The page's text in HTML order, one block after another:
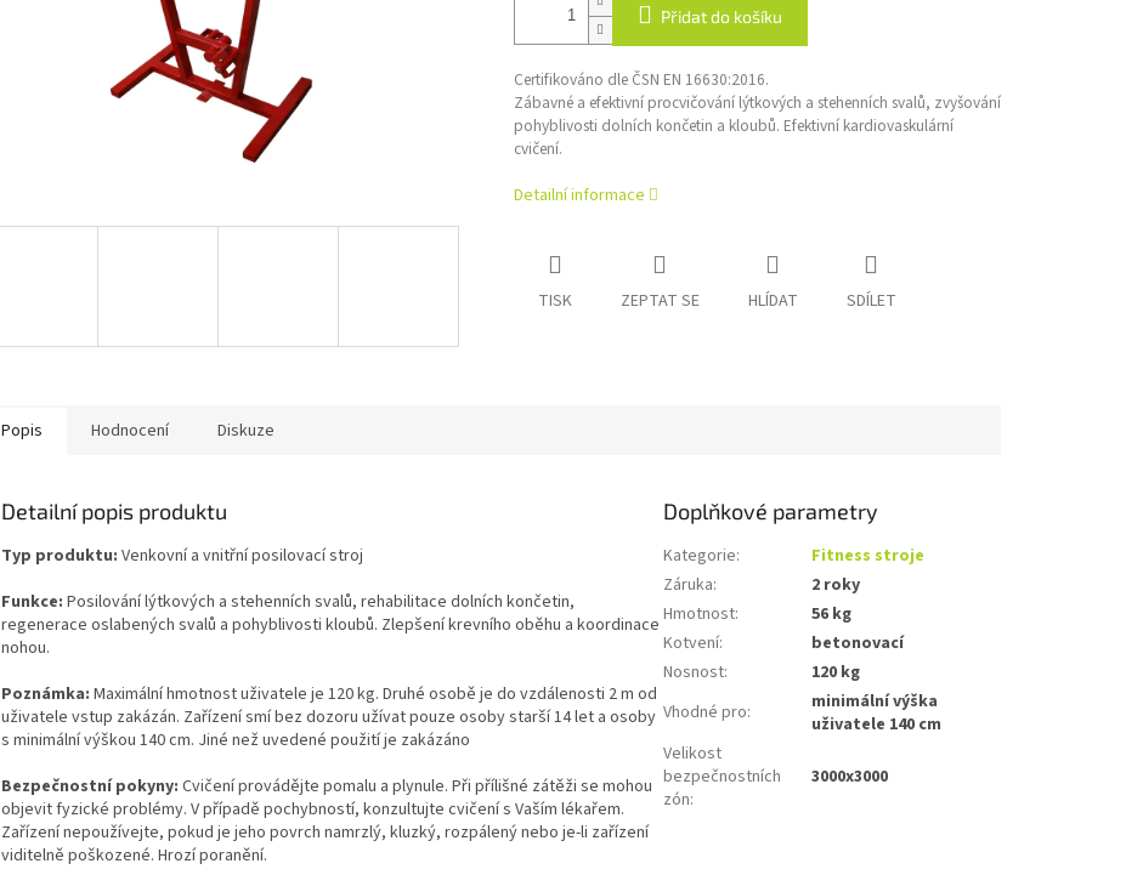
Přidat do košíku
Certifikováno dle ČSN EN 16630:2016.
Zábavné a efektivní procvičování lýtkových a stehenních svalů, zvyšování
pohyblivosti dolních končetin a kloubů. Efektivní kardiovaskulární
cvičení.
Detailní informace
TISK ZEPTAT SE HLÍDAT SDÍLET
Popis Hodnocení Diskuze
Detailní popis produktu
Typ produktu: Venkovní a vnitřní posilovací stroj
Funkce: Posilování lýtkových a stehenních svalů, rehabilitace dolních končetin,
regenerace oslabených svalů a pohyblivosti kloubů. Zlepšení krevního oběhu a koordinace
nohou.
Poznámka: Maximální hmotnost uživatele je 120 kg. Druhé osobě je do vzdálenosti 2 m od
uživatele vstup zakázán. Zařízení smí bez dozoru užívat pouze osoby starší 14 let a osoby
s minimální výškou 140 cm. Jiné než uvedené použití je zakázáno
Bezpečnostní pokyny: Cvičení provádějte pomalu a plynule. Při přílišné zátěži se mohou
objevit fyzické problémy. V případě pochybností, konzultujte cvičení s Vaším lékařem.
Zařízení nepoužívejte, pokud je jeho povrch namrzlý, kluzký, rozpálený nebo je-li zařízení
viditelně poškozené. Hrozí poranění.
Doplňkové parametry
Kategorie:
Fitness stroje
Záruka:
2 roky
Hmotnost:
56 kg
Kotvení:
betonovací
Nosnost:
120 kg
Vhodné pro:
minimální výška
uživatele 140 cm
Velikost
bezpečnostních
zón:
3000x3000